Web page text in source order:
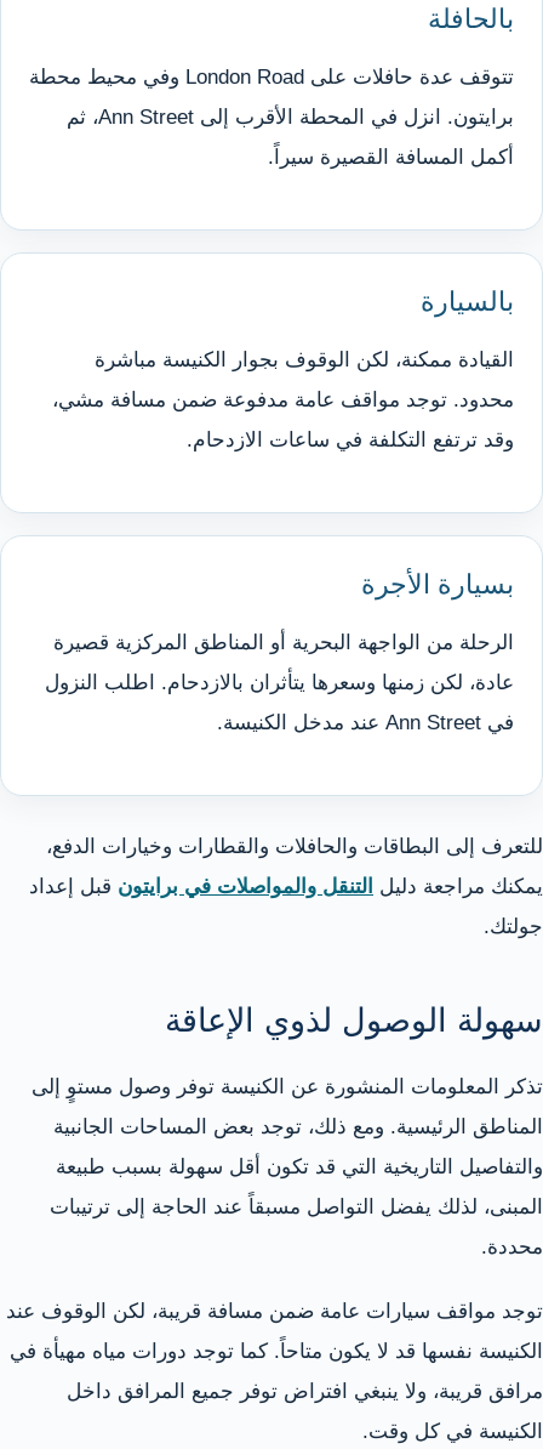
بالحافلة
تتوقف عدة حافلات على London Road وفي محيط محطة
برايتون. انزل في المحطة الأقرب إلى Ann Street، ثم
أكمل المسافة القصيرة سيراً.
بالسيارة
القيادة ممكنة، لكن الوقوف بجوار الكنيسة مباشرة
محدود. توجد مواقف عامة مدفوعة ضمن مسافة مشي،
وقد ترتفع التكلفة في ساعات الازدحام.
بسيارة الأجرة
الرحلة من الواجهة البحرية أو المناطق المركزية قصيرة
عادة، لكن زمنها وسعرها يتأثران بالازدحام. اطلب النزول
في Ann Street عند مدخل الكنيسة.
للتعرف إلى البطاقات والحافلات والقطارات وخيارات الدفع،
يمكنك مراجعة دليل التنقل والمواصلات في برايتون قبل إعداد
جولتك.
سهولة الوصول لذوي الإعاقة
تذكر المعلومات المنشورة عن الكنيسة توفر وصول مستوٍ إلى
المناطق الرئيسية. ومع ذلك، توجد بعض المساحات الجانبية
والتفاصيل التاريخية التي قد تكون أقل سهولة بسبب طبيعة
المبنى، لذلك يفضل التواصل مسبقاً عند الحاجة إلى ترتيبات
محددة.
توجد مواقف سيارات عامة ضمن مسافة قريبة، لكن الوقوف عند
الكنيسة نفسها قد لا يكون متاحاً. كما توجد دورات مياه مهيأة في
مرافق قريبة، ولا ينبغي افتراض توفر جميع المرافق داخل
الكنيسة في كل وقت.